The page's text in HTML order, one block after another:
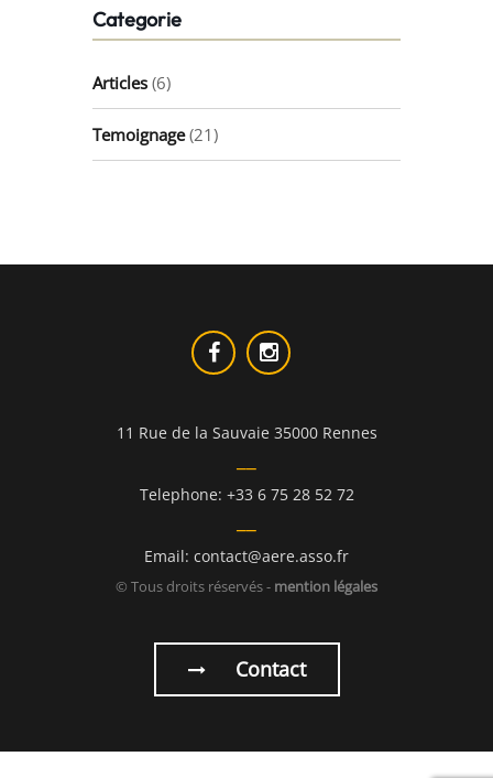
Categorie
Articles (6)
Temoignage(21)
11 Rue de la Sauvaie 35000 Rennes
Telephone: +33 6 75 28 52 72
Email: contact@aere.asso.fr
© Tous droits réservés - mention légales
Contact